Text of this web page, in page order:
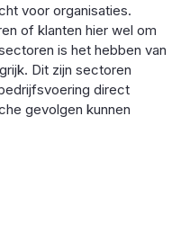
voor organisaties.
of klanten hier wel om
is het hebben van
Dit zijn sectoren
direct
gevolgen kunnen